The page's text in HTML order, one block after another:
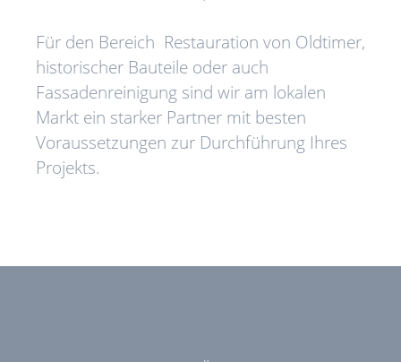
Für den Bereich Restauration von Oldtimer,
historischer Bauteile oder auch
Fassadenreinigung sind wir am lokalen
Markt ein starker Partner mit besten
Voraussetzungen zur Durchführung Ihres
Projekts.